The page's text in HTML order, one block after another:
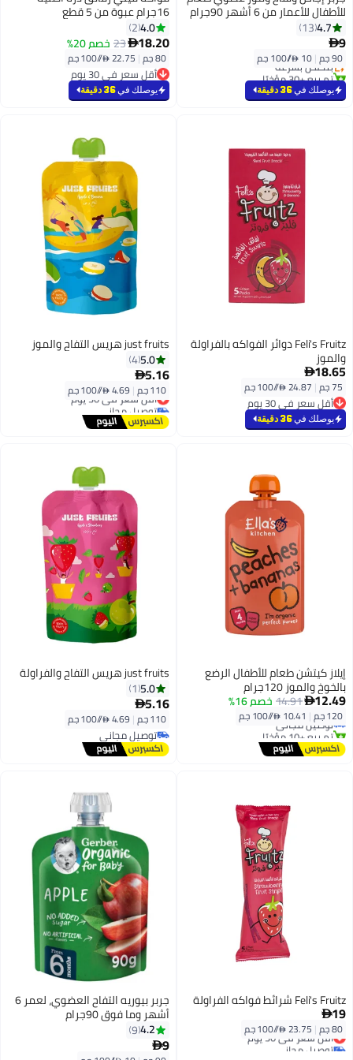
للأطفال للأعمار من 6 أشهر 90جرام
4.7
13
9
90 جم |10 /⁨/100 جم⁩
أقل سعر في 30 يوم
بتخلّص بسرعة
تم بيع +30 مؤخرًا
يوصلك في36 دقيقة
16جرام عبوة من 5 قطع
4.0
2
18.20
23 خصم 20%
80 جم |
أقل سعر في 30 يوم
أقل سعر في 30 يوم
يوصلك في36 دقيقة
Feli's Fruitz دوائر الفواكه بالفراولة
والموز
18.65
75 جم |
أقل سعر في 30 يوم
أقل سعر في 30 يوم
يوصلك في36 دقيقة
just fruits هريس التفاح والموز
5.0
4
5.16
110 جم |
أقل سعر في 30 يوم
توصيل مجاني
أقل سعر في 30 يوم
إيلاز كيتشن طعام للأطفال الرضع
بالخوخ والموز 120جرام
12.49
14.91خصم 16%
120 جم |
أقل سعر في 7 يوم
توصيل مجاني
تم بيع +10 مؤخرًا
just fruits هريس التفاح والفراولة
5.0
1
5.16
110 جم |
توصيل مجاني
توصيل مجاني
Feli's Fruitz شرائط فواكه الفراولة
19
80 جم |
أقل سعر في 30 يوم
توصيل مجاني
جربر بيوريه التفاح العضوي، لعمر 6
أشهر وما فوق 90جرام
4.2
9
9